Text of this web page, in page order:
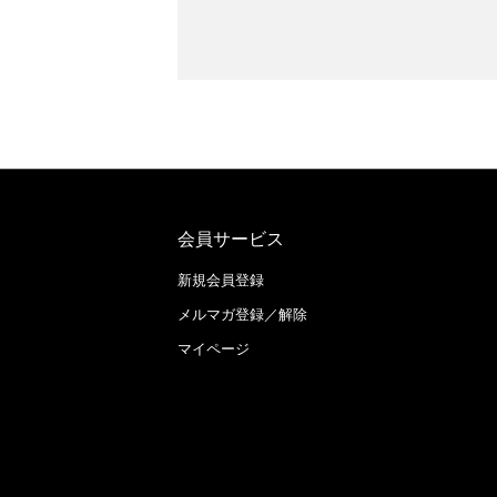
会員サービス
新規会員登録
メルマガ登録／解除
マイページ